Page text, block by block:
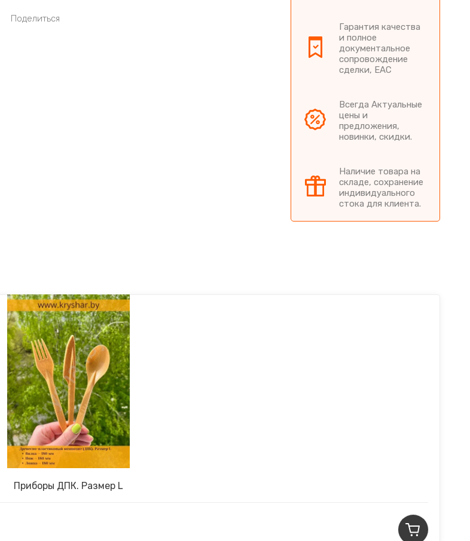
Поделиться
Гарантия качества
и полное
документальное
сопровождение
сделки, EAC
Всегда Актуальные
цены и
предложения,
новинки, скидки.
Наличие товара на
складе, сохранение
индивидуального
стока для клиента.
Приборы ДПК. Размер L